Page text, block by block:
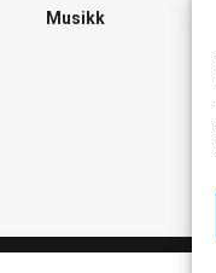
Musikk